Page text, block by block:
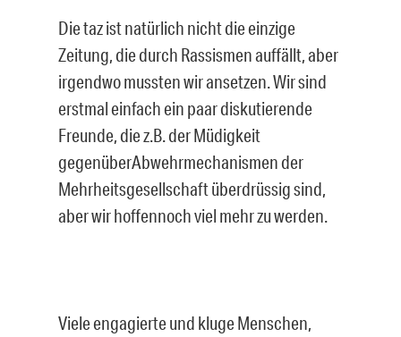
Die taz ist natürlich nicht die einzige
Zeitung, die durch Rassismen auffällt, aber
irgendwo mussten wir ansetzen. Wir sind
erstmal einfach ein paar diskutierende
Freunde, die z.B. der Müdigkeit
gegenüberAbwehrmechanismen der
Mehrheitsgesellschaft überdrüssig sind,
aber wir hoffennoch viel mehr zu werden.
Viele engagierte und kluge Menschen,